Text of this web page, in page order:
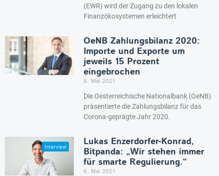
(EWR) wird der Zugang zu den lokalen
Finanzökosystemen erleichtert
OeNB Zahlungsbilanz 2020:
Importe und Exporte um
jeweils 15 Prozent
eingebrochen
6. Mai 2021
Die Oesterreichische Nationalbank (OeNB)
präsentierte die Zahlungsbilanz für das
Corona-geprägte Jahr 2020.
Lukas Enzerdorfer-Konrad,
Bitpanda: „Wir stehen immer
für smarte Regulierung.“
6. Mai 2021